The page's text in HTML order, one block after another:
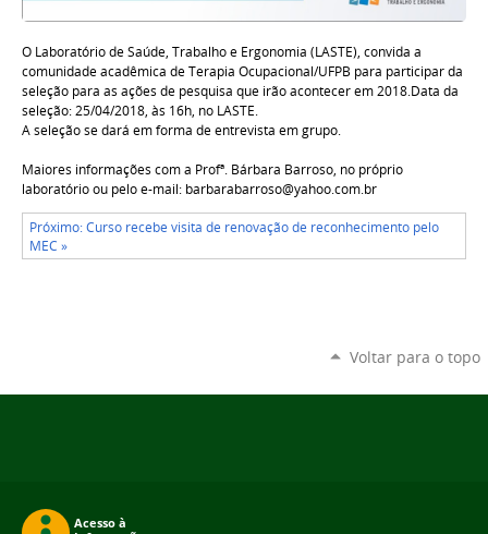
O Laboratório de Saúde, Trabalho e Ergonomia (LASTE), convida a
comunidade acadêmica de Terapia Ocupacional/UFPB para participar da
seleção para as ações de pesquisa que irão acontecer em 2018.Data da
seleção: 25/04/2018, às 16h, no LASTE.
A seleção se dará em forma de entrevista em grupo.
Maiores informações com a Profª. Bárbara Barroso, no próprio
laboratório ou peloe-mail: barbarabarroso@yahoo.com.br
Próximo: Curso recebe visita de renovação de reconhecimento pelo
MEC »
Voltar para o topo